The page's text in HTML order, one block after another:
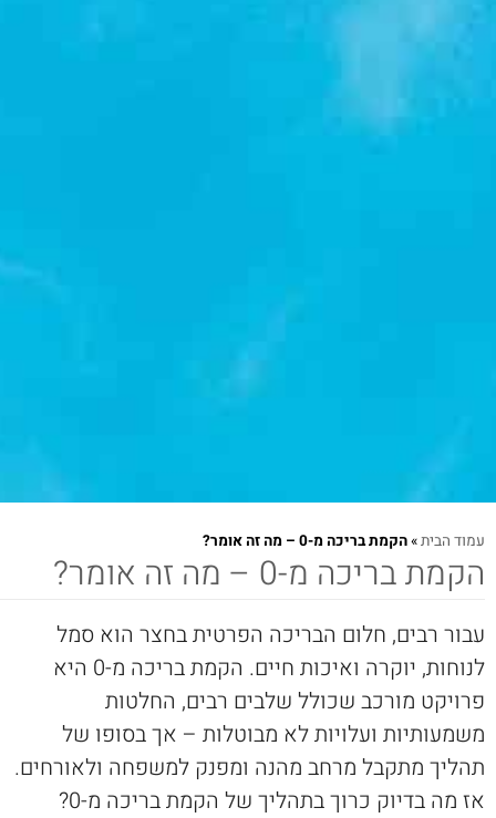
עמוד הבית»הקמת בריכה מ-0 – מה זה אומר?
הקמת בריכה מ-0 – מה זה אומר?
עבור רבים, חלום הבריכה הפרטית בחצר הוא סמל
לנוחות, יוקרה ואיכות חיים. הקמת בריכה מ-0 היא
פרויקט מורכב שכולל שלבים רבים, החלטות
משמעותיות ועלויות לא מבוטלות – אך בסופו של
תהליך מתקבל מרחב מהנה ומפנק למשפחה ולאורחים.
אז מה בדיוק כרוך בתהליך של הקמת בריכה מ-0?